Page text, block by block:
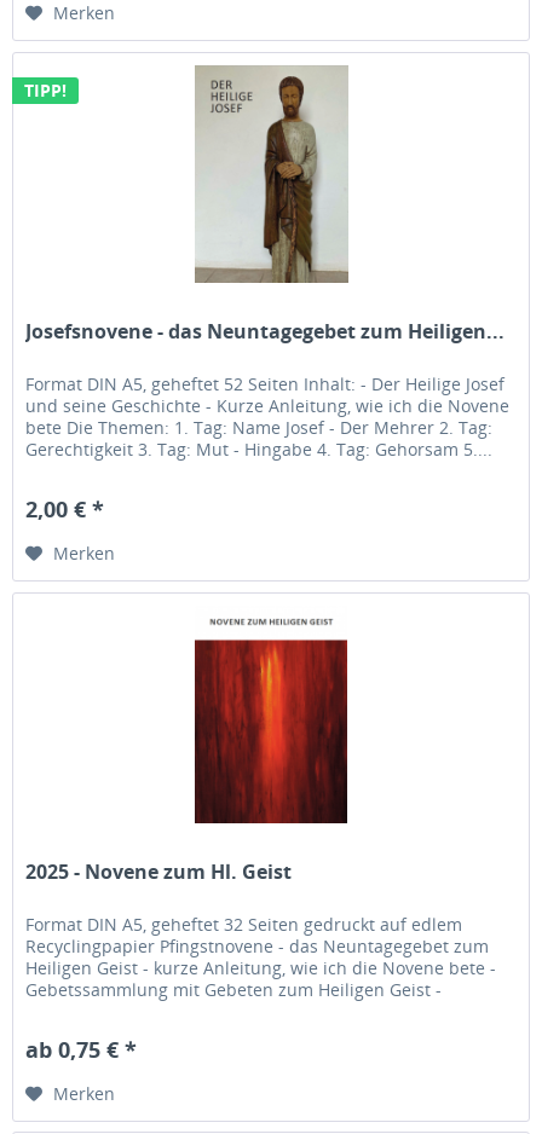
Merken
TIPP!
Josefsnovene - das Neuntagegebet zum Heiligen...
Format DIN A5, geheftet 52 Seiten Inhalt: - Der Heilige Josef
und seine Geschichte - Kurze Anleitung, wie ich die Novene
bete Die Themen: 1. Tag: Name Josef - Der Mehrer 2. Tag:
Gerechtigkeit 3. Tag: Mut - Hingabe 4. Tag: Gehorsam 5....
2,00 € *
Merken
2025 - Novene zum Hl. Geist
Format DIN A5, geheftet 32 Seiten gedruckt auf edlem
Recyclingpapier Pfingstnovene - das Neuntagegebet zum
Heiligen Geist - kurze Anleitung, wie ich die Novene bete -
Gebetssammlung mit Gebeten zum Heiligen Geist -
ab 0,75 € *
Merken